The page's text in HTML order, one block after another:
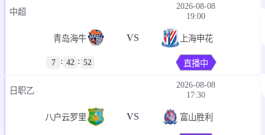
中超
2026-08-08
19:00
青岛海牛 VS 上海申花
7 : 42 : 52 直播中
日职乙
2026-08-08
17:30
八户云罗里 VS 富山胜利